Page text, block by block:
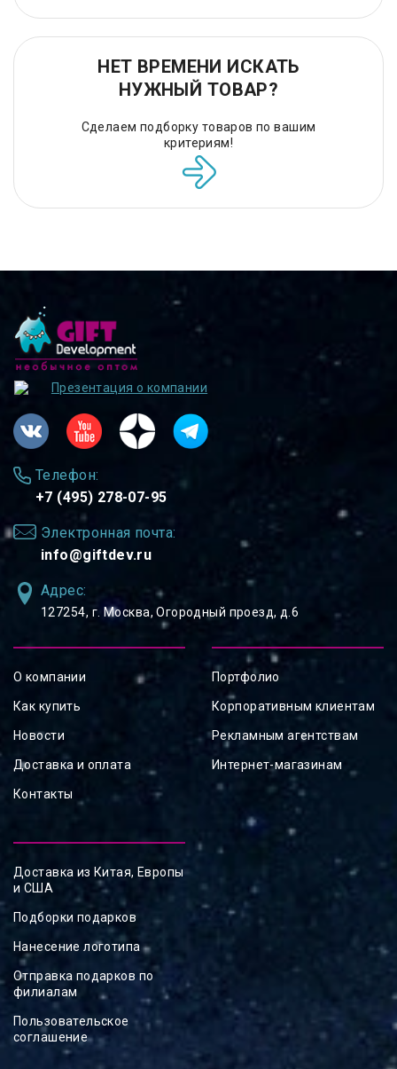
НЕТ ВРЕМЕНИ ИСКАТЬ
НУЖНЫЙ ТОВАР?
Сделаем подборку товаров по вашим
критериям!
Презентация о компании
Телефон:
+7 (495) 278-07-95
Электронная почта:
info@giftdev.ru
Адрес:
127254, ⁠г. Москва, Огородный проезд, д.6
О компании
Как купить
Новости
Доставка и оплата
Контакты
Портфолио
Корпоративным клиентам
Рекламным агентствам
Интернет-магазинам
Доставка из Китая, Европы
и США
Подборки подарков
Нанесение логотипа
Отправка подарков по
филиалам
Пользовательское
соглашение